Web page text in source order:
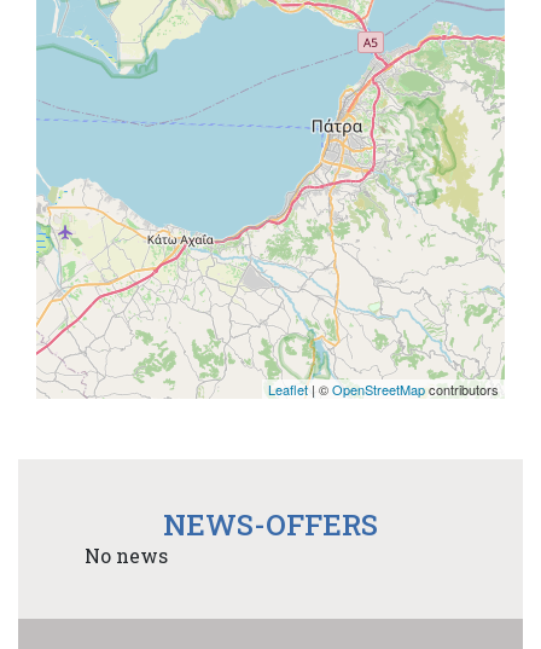
Leaflet| ©OpenStreetMapcontributors
NEWS-OFFERS
No news